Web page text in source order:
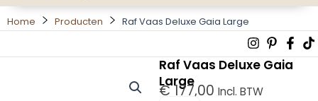
Home Producten Raf Vaas Deluxe Gaia Large
Instagram
p f
Raf Vaas Deluxe Gaia
Large
€177,00 Incl. BTW